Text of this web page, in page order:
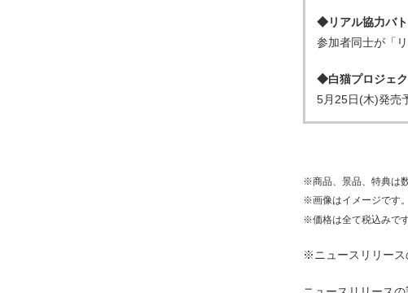
◆リアル協力バト
参加者同士が「
◆白猫プロジェク
5月25日(木)発売
※商品、景品、特典は
※画像はイメージです。
※価格は全て税込みです
※ニュースリリ